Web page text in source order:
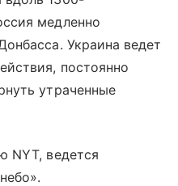
медленно
Украина ведет
постоянно
утраченные
NYT, ведется